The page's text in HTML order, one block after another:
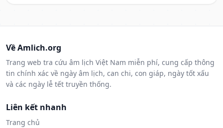
Về Amlich.org
Trang web tra cứu âm lịch Việt Nam miễn phí, cung cấp thông
tin chính xác về ngày âm lịch, can chi, con giáp, ngày tốt xấu
và các ngày lễ tết truyền thống.
Liên kết nhanh
Trang chủ